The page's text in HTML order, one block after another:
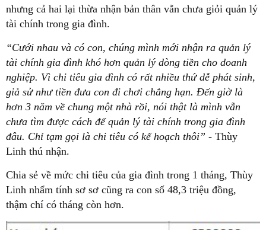
nhưng cả hai lại thừa nhận bản thân vẫn chưa giỏi quản lý
tài chính trong gia đình.
“Cưới nhau và có con, chúng mình mới nhận ra quản lý
tài chính gia đình khó hơn quản lý dòng tiền cho doanh
nghiệp. Vì chi tiêu gia đình có rất nhiều thứ dễ phát sinh,
giả sử như tiền đưa con đi chơi chẳng hạn. Đến giờ là
hơn 3 năm về chung một nhà rồi, nói thật là mình vẫn
chưa tìm được cách để quản lý tài chính trong gia đình
đâu. Chỉ tạm gọi là chi tiêu có kế hoạch thôi” - Thùy
Linh thú nhận.
Chia sẻ về mức chi tiêu của gia đình trong 1 tháng, Thùy
Linh nhẩm tính sơ sơ cũng ra con số 48,3 triệu đồng,
thậm chí có tháng còn hơn.